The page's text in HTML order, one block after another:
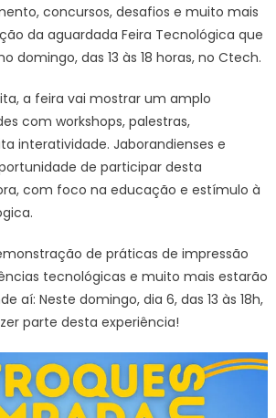
concursos, desafios e muito mais
da aguardada Feira Tecnológica que
domingo, das 13 às 18 horas, no Ctech.
a feira vai mostrar um amplo
com workshops, palestras,
interatividade. Jaborandienses e
de participar desta
com foco na educação e estímulo à
de práticas de impressão
tecnológicas e muito mais estarão
aí: Neste domingo, dia 6, das 13 às 18h,
parte desta experiência!